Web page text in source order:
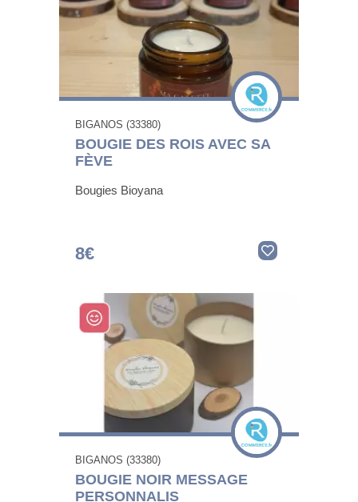
BIGANOS (33380)
BOUGIE DES ROIS AVEC SA
FÈVE
Bougies Bioyana
8€
BIGANOS (33380)
BOUGIE NOIR MESSAGE
PERSONNALIS